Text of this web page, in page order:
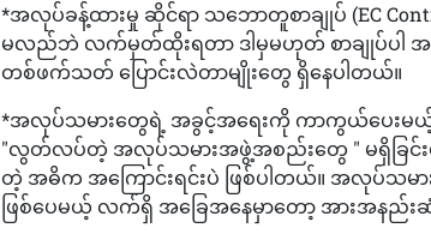
*အလုပ်ခန့်ထားမှု ဆိုင်ရာ သဘောတူစာချုပ် (EC
မလည်ဘဲ လက်မှတ်ထိုးရတာ ဒါမှမဟုတ် စာချုပ်ပ
တစ်ဖက်သတ် ပြောင်းလဲတာမျိုးတွေ ရှိနေပါတယ်။
*အလုပ်သမားတွေရဲ့ အခွင့်အရေးကို ကာကွယ်ပေးမယ့် "
"လွတ်လပ်တဲ့ အလုပ်သမားအဖွဲ့အစည်းတွေ " မရှိခြင်
တဲ့ အဓိက အကြောင်းရင်းပဲ ဖြစ်ပါတယ်။ အလုပ်
ဖြစ်ပေမယ့် လက်ရှိ အခြေအနေမှာတော့ အားအနည်း